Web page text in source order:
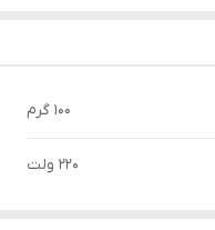
100 گرم
220 ولت